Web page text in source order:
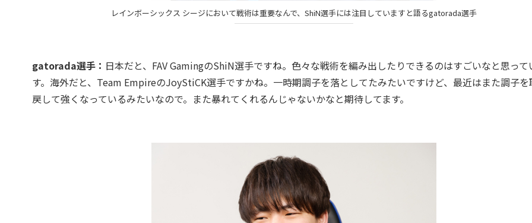
レインボーシックス シージにおいて戦術は重要なんで、ShiN選手には注目していますと語るgatorada選手
gatorada選手： 日本だと、FAV GamingのShiN選手ですね。色々な戦術を編み出したりできるのはすごいなと思って
す。海外だと、Team EmpireのJoyStiCK選手ですかね。一時期調子を落としてたみたいですけど、最近はまた調子を
戻して強くなっているみたいなので。また暴れてくれるんじゃないかなと期待してます。